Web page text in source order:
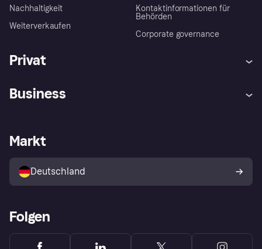
Nachhaltigkeit
Weiterverkaufen
Kontaktinformationen für
Behörden
Corporate governance
Privat
Klarna App
Shops entdecken
Käuferschutzrichtlinie
Dein Widerrufsrecht
Business
Händlerportal
Markt
Deutschland
Folgen